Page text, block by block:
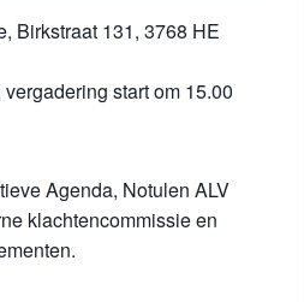
Birkstraat 131, 3768 HE
start om 15.00
Agenda, Notulen ALV
klachtencommissie en